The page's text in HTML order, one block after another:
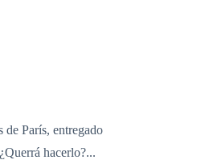
de París, entregado
hacerlo?...